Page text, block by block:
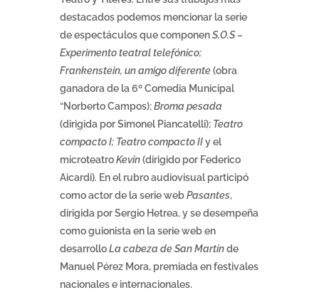
destacados podemos mencionar la serie
de espectáculos que componenS.O.S –
Experimento teatral telefónico;
Frankenstein, un amigo diferente(obra
ganadora de la 6º Comedia Municipal
“Norberto Campos);Broma pesada
(dirigida por Simonel Piancatelli); Teatro
compacto I; Teatro compacto IIy el
microteatroKevin(dirigido por Federico
Aicardi). En el rubro audiovisual participó
como actor de la serie webPasantes,
dirigida por Sergio Hetrea, y se desempeña
como guionista en la serie web en
desarrolloLa cabeza de San Martínde
Manuel Pérez Mora, premiada en festivales
nacionales e internacionales.